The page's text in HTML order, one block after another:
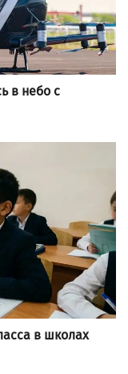
в небо с
в школах